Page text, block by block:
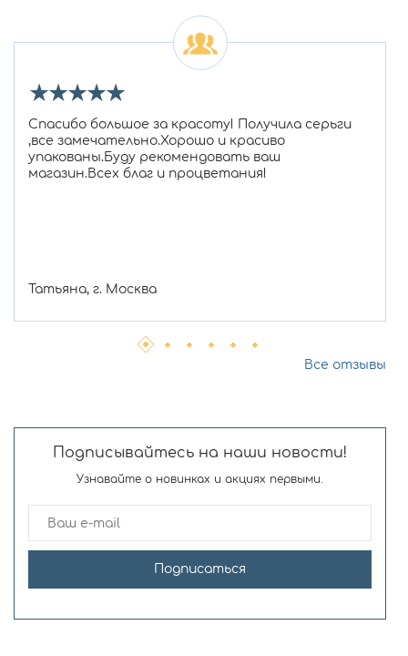
★★★★★
Спасибо большое за красоту! Получила серьги
,все замечательно.Хорошо и красиво
упакованы.Буду рекомендовать ваш
магазин.Всех благ и процветания!
Татьяна, г. Москва
Все отзывы
Подписывайтесь на наши новости!
Узнавайте о новинках и акциях первыми.
Подписаться